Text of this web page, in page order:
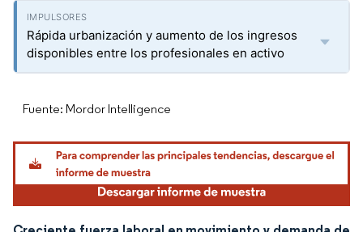
Rápida urbanización y aumento de los ingresos
disponibles entre los profesionales en activo
Fuente: Mordor Intelligence